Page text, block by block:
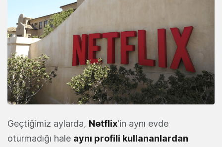
Geçtiğimiz aylarda, Netflix'in aynı evde
oturmadığı hale aynı profili kullananlardan